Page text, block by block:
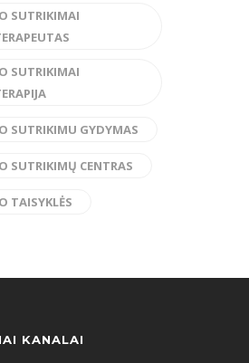
SUTRIKIMAI
SUTRIKIMAI
SUTRIKIMU GYDYMAS
SUTRIKIMŲ CENTRAS
TAISYKLĖS
KANALAI